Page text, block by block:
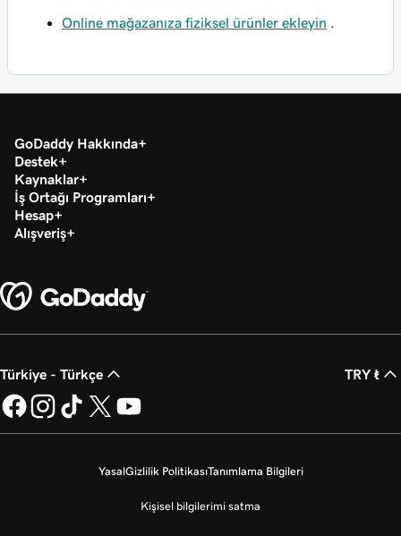
Online mağazanıza fiziksel ürünler ekleyin
GoDaddy Hakkında
Destek
Kaynaklar
İş Ortağı Programları
Hesap
Alışveriş
Türkiye - Türkçe TRY ₺
YasalGizlilik PolitikasıTanımlama Bilgileri
Kişisel bilgilerimi satma